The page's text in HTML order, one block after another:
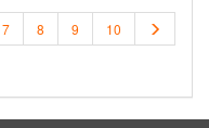
7 8 9 10